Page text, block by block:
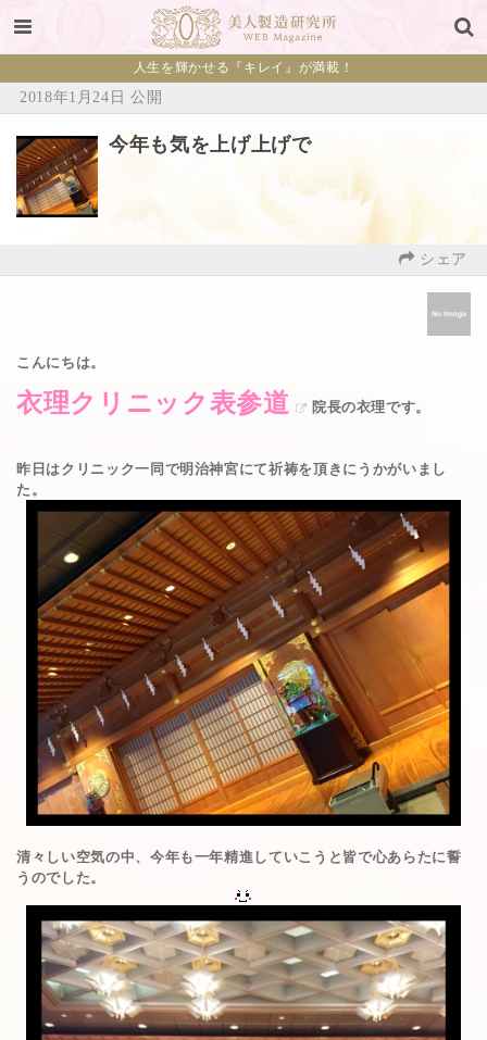
人生を輝かせる『キレイ』が満載！
2018年1月24日 公開
今年も気を上げ上げで
シェア
こんにちは。
衣理クリニック表参道 院長の衣理です。
昨日はクリニック一同で明治神宮にて祈祷を頂きにうかがいまし
た。
清々しい空気の中、今年も一年精進していこうと皆で心あらたに誓
うのでした。